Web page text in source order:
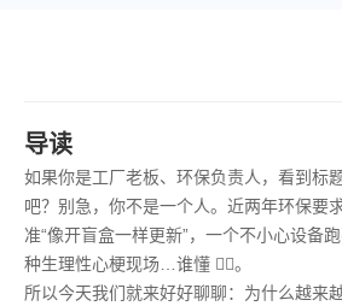
导读
如果你是工厂老板、环保负责人，看到标
吧？别急，你不是一个人。近两年环保要
准“像开盲盒一样更新”，一个不小心设备
种生理性心梗现场…谁懂 😵‍💫。
所以今天我们就来好好聊聊：为什么越来